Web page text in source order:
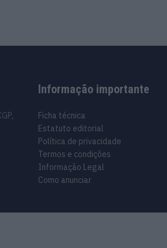
Informação importante
Ficha técnica
Estatuto editorial
Política de privacidade
Termos e condições
Informação Legal
Como anunciar